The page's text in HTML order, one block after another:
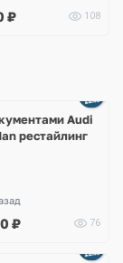
₽ 108
Audi
рестайлинг
₽ 76